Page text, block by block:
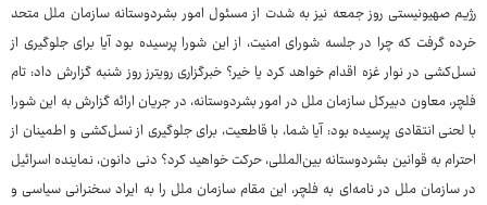
رژیم صهیونیستی روز جمعه نیز به شدت از مسئول امور بشردوستانه سازمان ملل متحد
خرده گرفت که چرا در جلسه شورای امنیت، از این شورا پرسیده بود آیا برای جلوگیری از
نسل‌کشی در نوار غزه اقدام خواهد کرد یا خیر؟ خبرگزاری رویترز روز شنبه گزارش داد: تام
فلچر، معاون دبیرکل سازمان ملل در امور بشردوستانه، در جریان ارائه گزارش به این شورا
با لحنی انتقادی پرسیده بود: آیا شما، با قاطعیت، برای جلوگیری از نسل‌کشی و اطمینان از
احترام به قوانین بشردوستانه بین‌المللی، حرکت خواهید کرد؟ دنی دانون، نماینده اسرائیل
در سازمان ملل در نامه‌ای به فلچر، این مقام سازمان ملل را به ایراد سخنرانی سیاسی و